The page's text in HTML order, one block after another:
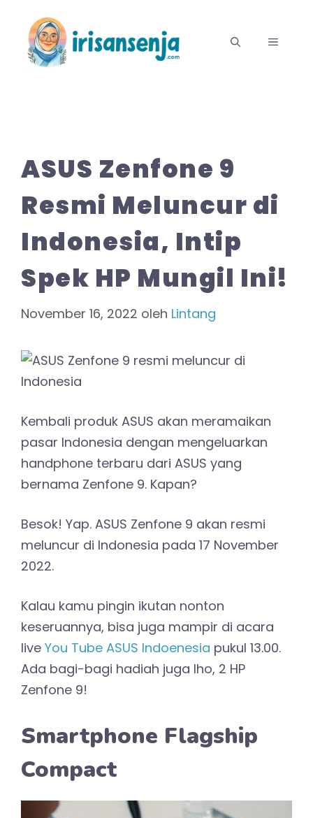
MENU
ASUS Zenfone 9
Resmi Meluncur di
Indonesia, Intip
Spek HP Mungil Ini!
November 16, 2022 oleh Lintang
Kembali produk ASUS akan meramaikan
pasar Indonesia dengan mengeluarkan
handphone terbaru dari ASUS yang
bernama Zenfone 9. Kapan?
Besok! Yap. ASUS Zenfone 9 akan resmi
meluncur di Indonesia pada 17 November
2022.
Kalau kamu pingin ikutan nonton
keseruannya, bisa juga mampir di acara
live You Tube ASUS Indoenesia pukul 13.00.
Ada bagi-bagi hadiah juga lho, 2 HP
Zenfone 9!
Smartphone Flagship
Compact